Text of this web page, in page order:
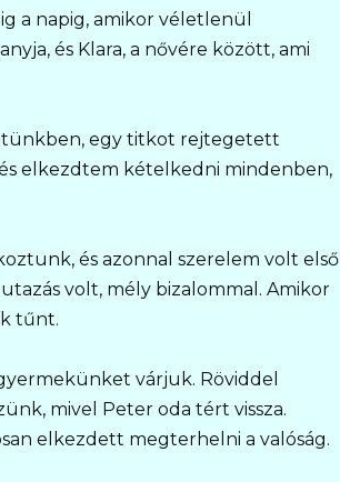
a napig, amikor véletlenül
és Klara, a nővére között, ami
egy titkot rejtegetett
elkezdtem kételkedni mindenben,
és azonnal szerelem volt első
volt, mély bizalommal. Amikor
tűnt.
várjuk. Röviddel
mivel Peter oda tért vissza.
elkezdett megterhelni a valóság.